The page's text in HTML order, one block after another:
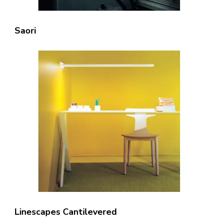
Saori
Linescapes Cantilevered